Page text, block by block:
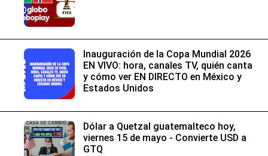
Inauguración de la Copa Mundial 2026
EN VIVO: hora, canales TV, quién canta
y cómo ver EN DIRECTO en México y
Estados Unidos
Dólar a Quetzal guatemalteco hoy,
viernes 15 de mayo - Convierte USD a
GTQ